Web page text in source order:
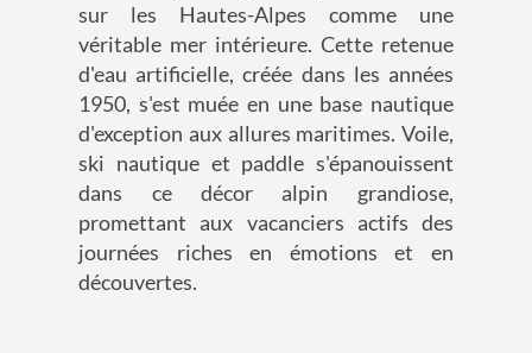
sur les Hautes-Alpes comme une
véritable mer intérieure. Cette retenue
d'eau artificielle, créée dans les années
1950, s'est muée en une base nautique
d'exception aux allures maritimes. Voile,
ski nautique et paddle s'épanouissent
dans ce décor alpin grandiose,
promettant aux vacanciers actifs des
journées riches en émotions et en
découvertes.